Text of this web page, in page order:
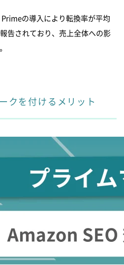
の導入により転換率が平均
告されており、売上全体への影
クを付けるメリット